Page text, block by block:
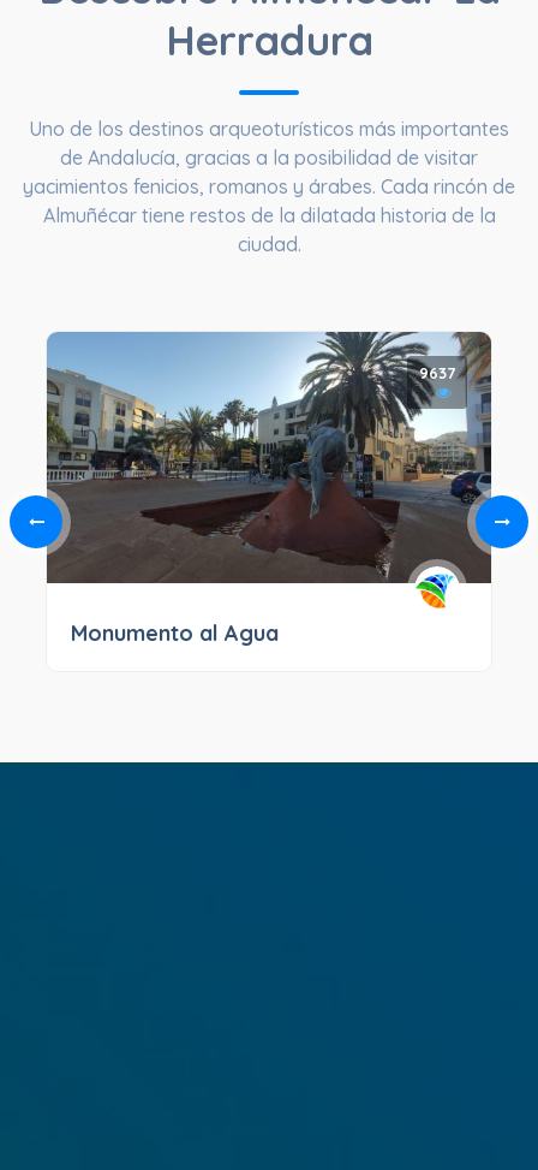
Herradura
Uno de los destinos arqueoturísticos más importantes
de Andalucía, gracias a la posibilidad de visitar
yacimientos fenicios, romanos y árabes. Cada rincón de
Almuñécar tiene restos de la dilatada historia de la
ciudad.
9637
Monumento al Agua